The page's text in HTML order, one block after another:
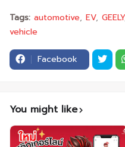
Tags: automotive EV GEELY
vehicle
Facebook
You might like